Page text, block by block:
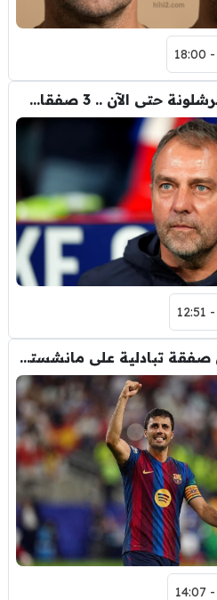
سوق انتقالات برشلونة حتى الآن .. 3 صفقات و 5 راحلين
برشلونة يعرض صفقة تبادلية على مانشستر سيتي